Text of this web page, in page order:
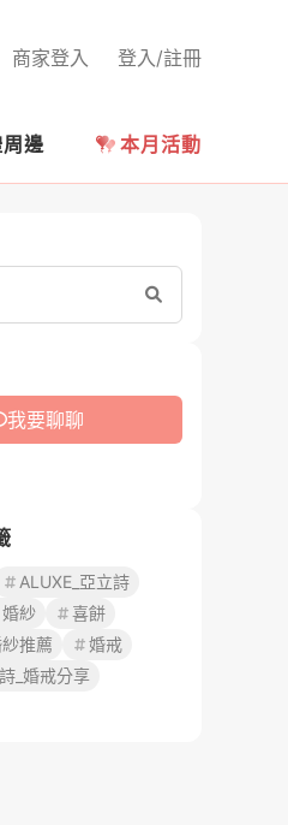
登入/註冊
商家登入
邊 本月活動
我要聊聊
ALUXE_亞立詩
婚紗
喜餅
推薦
婚戒
_婚戒分享